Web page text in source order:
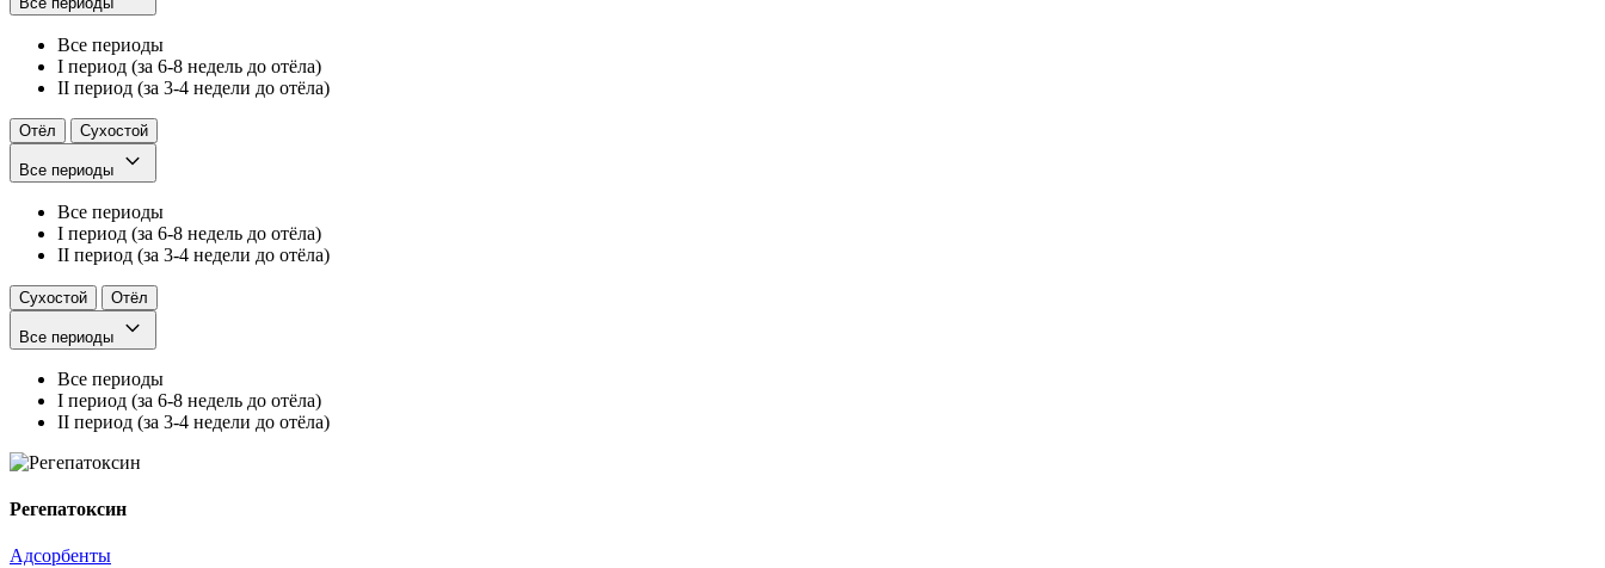
Все периоды
I период (за 6-8 недель до отёла)
II период (за 3-4 недели до отёла)
Отёл Сухостой
Все периоды
Все периоды
I период (за 6-8 недель до отёла)
II период (за 3-4 недели до отёла)
Сухостой Отёл
Все периоды
Все периоды
I период (за 6-8 недель до отёла)
II период (за 3-4 недели до отёла)
Регепатоксин
Адсорбенты